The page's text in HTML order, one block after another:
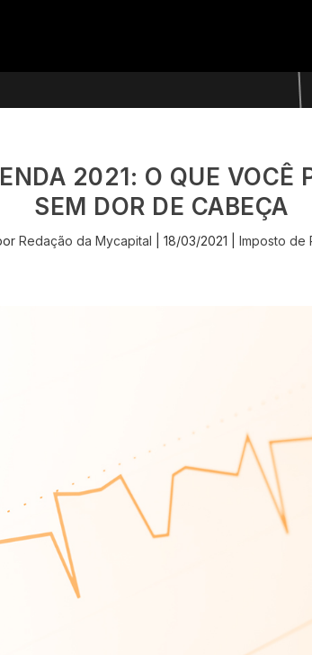
2021: O QUE VOCÊ
SEM DOR DE CABEÇA
Redação da Mycapital 18/03/2021 Imposto de